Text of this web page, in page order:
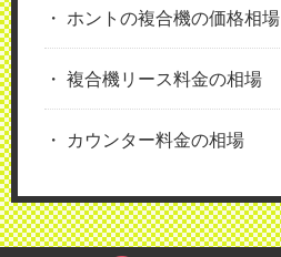
ホントの複合機の価格相場
複合機リース料金の相場
カウンター料金の相場